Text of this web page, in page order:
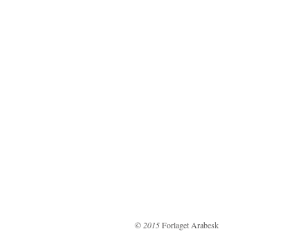
© 2015Forlaget Arabesk